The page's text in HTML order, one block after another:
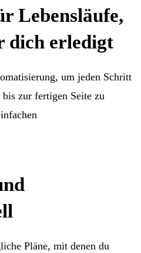
Lebensläufe,
dich erledigt
um jeden Schritt
zur fertigen Seite zu
Pläne, mit denen du